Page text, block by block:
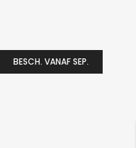
BESCH. VANAF SEP.